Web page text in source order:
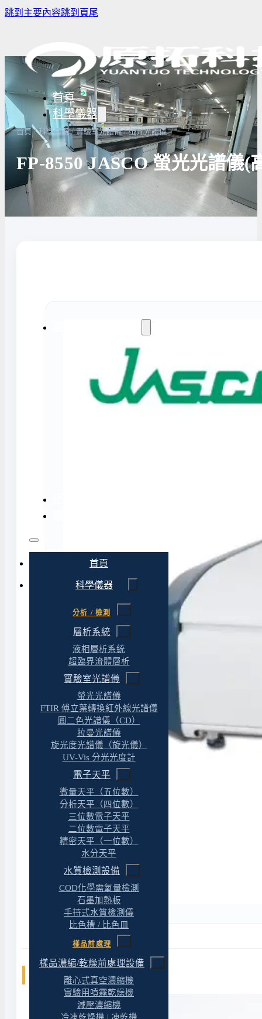
跳到主要內容跳到頁尾
首頁
科學儀器
樣品濃縮/乾燥前處理設備
微量分注吸管pipette
實驗室攪拌器 | 振盪機
實驗室冰箱 / 冷凍櫃
高溫爐
生物安全
高壓滅菌
實驗室紫
實驗室建置服務 實驗室周邊工程
首頁
科學儀器
分析 / 檢測
層析系統
液相層析系統
超臨界流體層析
實驗室光譜儀
螢光光譜儀
FTIR 傅立葉轉換紅外線光譜儀
圓二色光譜儀（CD）
拉曼光譜儀
旋光度光譜儀（旋光儀）
UV-Vis 分光光度計
電子天平
微量天平（五位數）
分析天平（四位數）
三位數電子天平
二位數電子天平
精密天平（一位數）
水分天平
水質檢測設備
COD化學需氧量檢測
石墨加熱板
手持式水質檢測儀
比色槽 / 比色皿
樣品前處理
樣品濃縮/乾燥前處理設備
離心式真空濃縮機
實驗用噴霧乾燥機
減壓濃縮機
首頁 / 科學儀器 / 實驗室光譜儀 / 螢光光譜儀
FP-8550 JASCO 螢光光譜儀(
相關文章